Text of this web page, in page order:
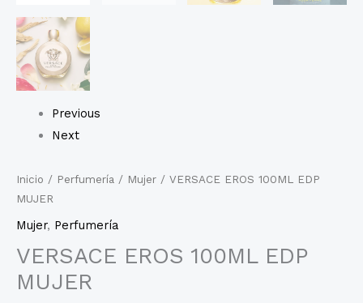
Previous
Next
Inicio / Perfumería / Mujer / VERSACE EROS 100ML EDP
MUJER
Mujer, Perfumería
VERSACE EROS 100ML EDP
MUJER